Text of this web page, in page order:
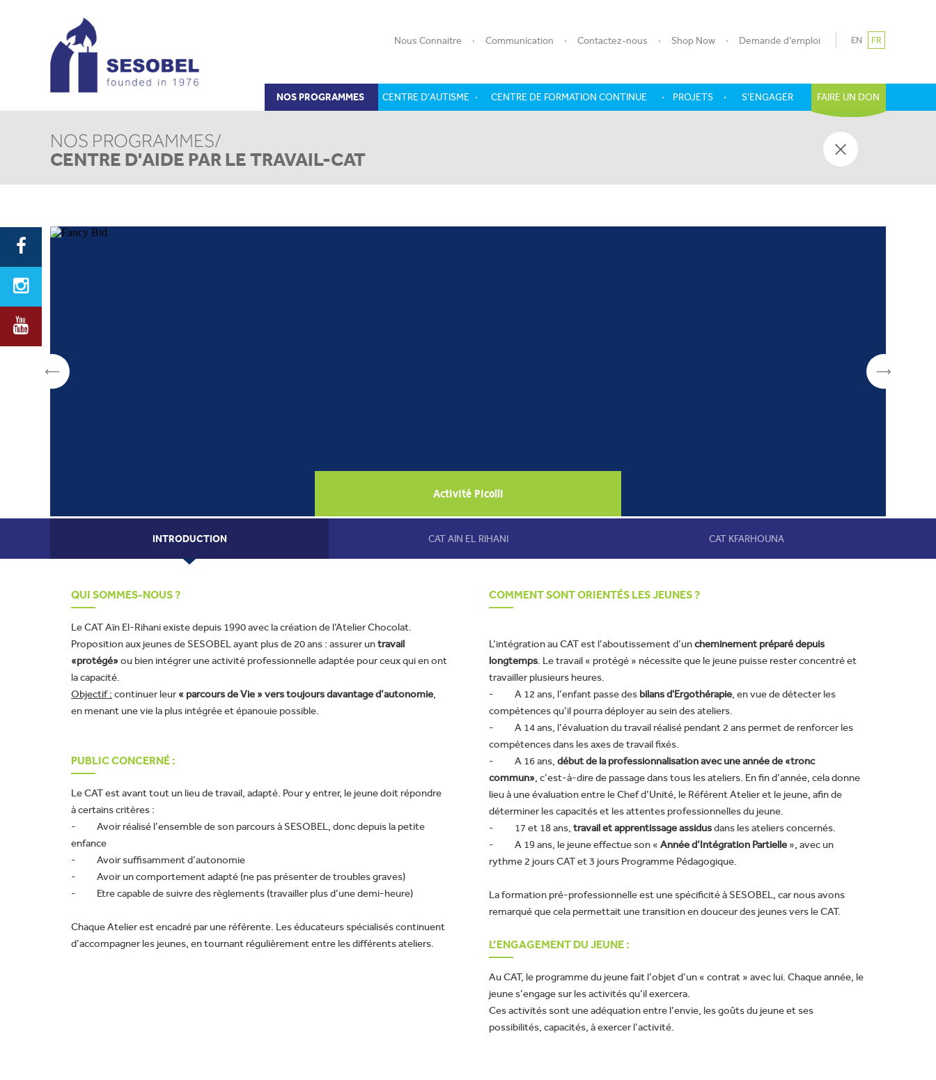
NOS PROGRAMMES CENTRE D'AUTISME CENTRE DE FORMATION CONTINUE PROJETS S'ENGAGER FAIRE UN DON
Nous Connaitre Communication Contactez-nous Shop Now Demande d’emploi FR
EN
NOS PROGRAMMES/
CENTRE D'AIDE PAR LE TRAVAIL-CAT
Activité Picolli
INTRODUCTION CAT AIN EL RIHANI CAT KFARHOUNA
QUI SOMMES-NOUS ?
Le CAT Aïn El-Rihani existe depuis 1990 avec la création de l’Atelier Chocolat.
Proposition aux jeunes de SESOBEL ayant plus de 20 ans : assurer untravail
«protégé» ou bien intégrer une activité professionnelle adaptée pour ceux qui en ont
la capacité.
Objectif : continuer leur« parcours de Vie » vers toujours davantage d’autonomie,
en menant une vie la plus intégrée et épanouie possible.
PUBLIC CONCERNÉ :
Le CAT est avant tout un lieu de travail, adapté. Pour y entrer, le jeune doit répondre
à certains critères :
- Avoir réalisé l’ensemble de son parcours à SESOBEL, donc depuis la petite
enfance
- Avoir suffisamment d’autonomie
- Avoir un comportement adapté (ne pas présenter de troubles graves)
- Etre capable de suivre des règlements (travailler plus d’une demi-heure)
Chaque Atelier est encadré par une référente. Les éducateurs spécialisés continuent
d’accompagner les jeunes, en tournant régulièrement entre les différents ateliers.
COMMENT SONT ORIENTÉS LES JEUNES ?
L’intégration au CAT est l’aboutissement d’uncheminement préparé depuis
longtemps. Le travail « protégé » nécessite que le jeune puisse rester concentré et
travailler plusieurs heures.
- A 12 ans, l’enfant passe des bilans d'Ergothérapie, en vue de détecter les
compétences qu’il pourra déployer au sein des ateliers.
- A 14 ans, l’évaluation du travail réalisé pendant 2 ans permet de renforcer les
compétences dans les axes de travail fixés.
- A 16 ans, début de la professionnalisation avec une année de «tronc
commun», c’est-à-dire de passage dans tous les ateliers. En fin d’année, cela donne
lieu à une évaluation entre le Chef d’Unité, le Référent Atelier et le jeune, afin de
déterminer les capacités et les attentes professionnelles du jeune.
- 17 et 18 ans, travail et apprentissage assidusdans les ateliers concernés.
- A 19 ans, le jeune effectue son « Année d’Intégration Partielle », avec un
rythme 2 jours CAT et 3 jours Programme Pédagogique.
La formation pré-professionnelle est une spécificité à SESOBEL, car nous avons
remarqué que cela permettait une transition en douceur des jeunes vers le CAT.
L’ENGAGEMENT DU JEUNE :
Au CAT, le programme du jeune fait l’objet d’un « contrat » avec lui. Chaque année, le
jeune s’engage sur les activités qu’il exercera.
Ces activités sont une adéquation entre l’envie, les goûts du jeune et ses
possibilités, capacités, à exercer l’activité.